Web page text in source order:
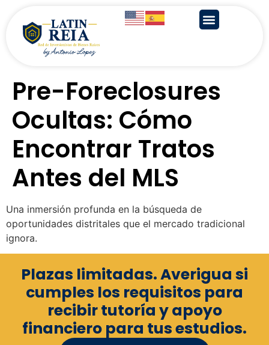
Pre-Foreclosures
Ocultas: Cómo
Encontrar Tratos
Antes del MLS
Una inmersión profunda en la búsqueda de
oportunidades distritales que el mercado tradicional
ignora.
Plazas limitadas. Averigua si
cumples los requisitos para
recibir tutoría y apoyo
financiero para tus estudios.